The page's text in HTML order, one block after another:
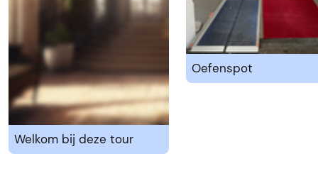
Welkom bij deze tour
Oefenspot